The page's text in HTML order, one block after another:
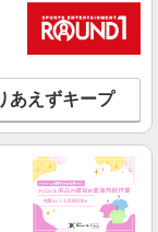
経験者
経験：時給1,320
給1,350円〜 ◆介
鹿児島本線・三角
きな勤務地をお選
を見る
あえずキープ